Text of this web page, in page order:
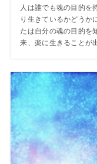
人は誰でも魂の目的を
り生きているかどうか
たは自分の魂の目的を
来、楽に生きることが